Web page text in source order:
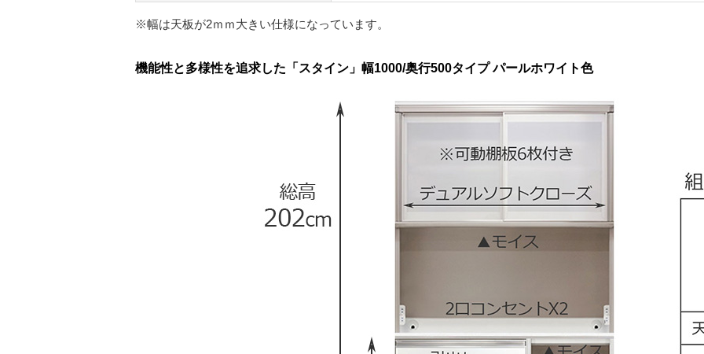
※幅は天板が2ｍｍ大きい仕様になっています。
機能性と多様性を追求した「スタイン」幅1000/奥行500タイプ パールホワイト色